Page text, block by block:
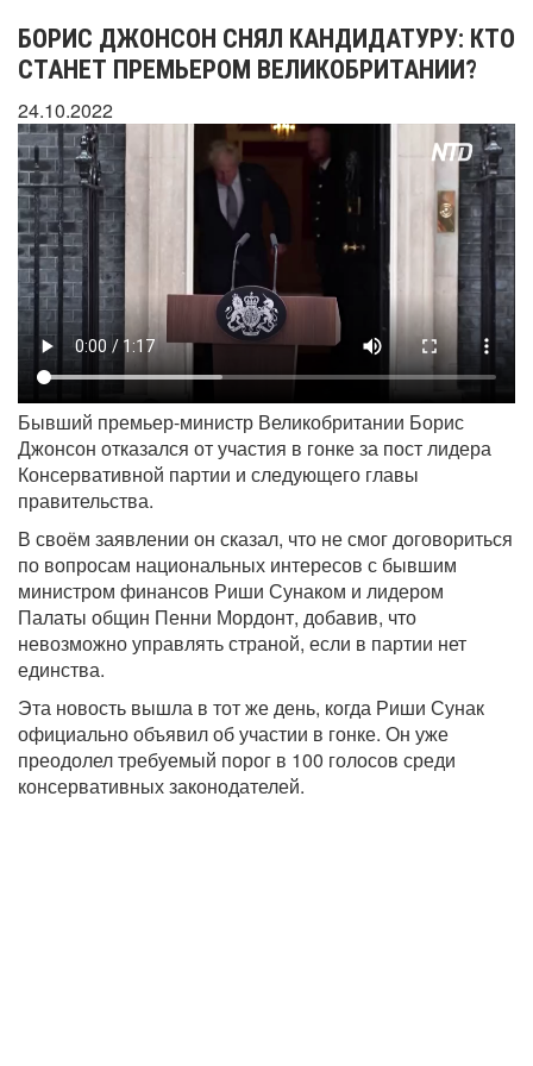
БОРИС ДЖОНСОН СНЯЛ КАНДИДАТУРУ: КТО
СТАНЕТ ПРЕМЬЕРОМ ВЕЛИКОБРИТАНИИ?
24.10.2022
Бывший премьер-министр Великобритании Борис
Джонсон отказался от участия в гонке за пост лидера
Консервативной партии и следующего главы
правительства.
В своём заявлении он сказал, что не смог договориться
по вопросам национальных интересов с бывшим
министром финансов Риши Сунаком и лидером
Палаты общин Пенни Мордонт, добавив, что
невозможно управлять страной, если в партии нет
единства.
Эта новость вышла в тот же день, когда Риши Сунак
официально объявил об участии в гонке. Он уже
преодолел требуемый порог в 100 голосов среди
консервативных законодателей.